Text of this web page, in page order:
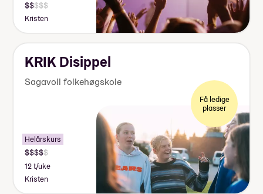
Kristen
KRIK Disippel
Sagavoll folkehøgskole
Få ledige
plasser
Helårskurs
12 t/uke
Kristen